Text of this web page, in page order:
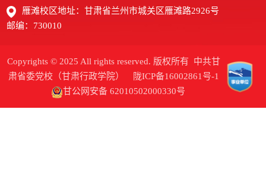
雁滩校区地址：甘肃省兰州市城关区雁滩路2926号
邮编：730010
Copyrights © 2025 All rights reserved. 版权所有 中共甘
肃省委党校（甘肃行政学院）
陇ICP备16002861号-1
甘公网安备 62010502000330号